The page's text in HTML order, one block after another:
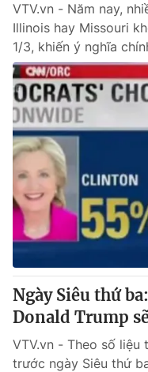
VTV.vn - Năm nay,
Illinois hay Missouri
1/3, khiến ý nghĩa
Ngày Siêu thứ
Donald Trump
VTV.vn - Theo số
trước ngày Siêu thứ